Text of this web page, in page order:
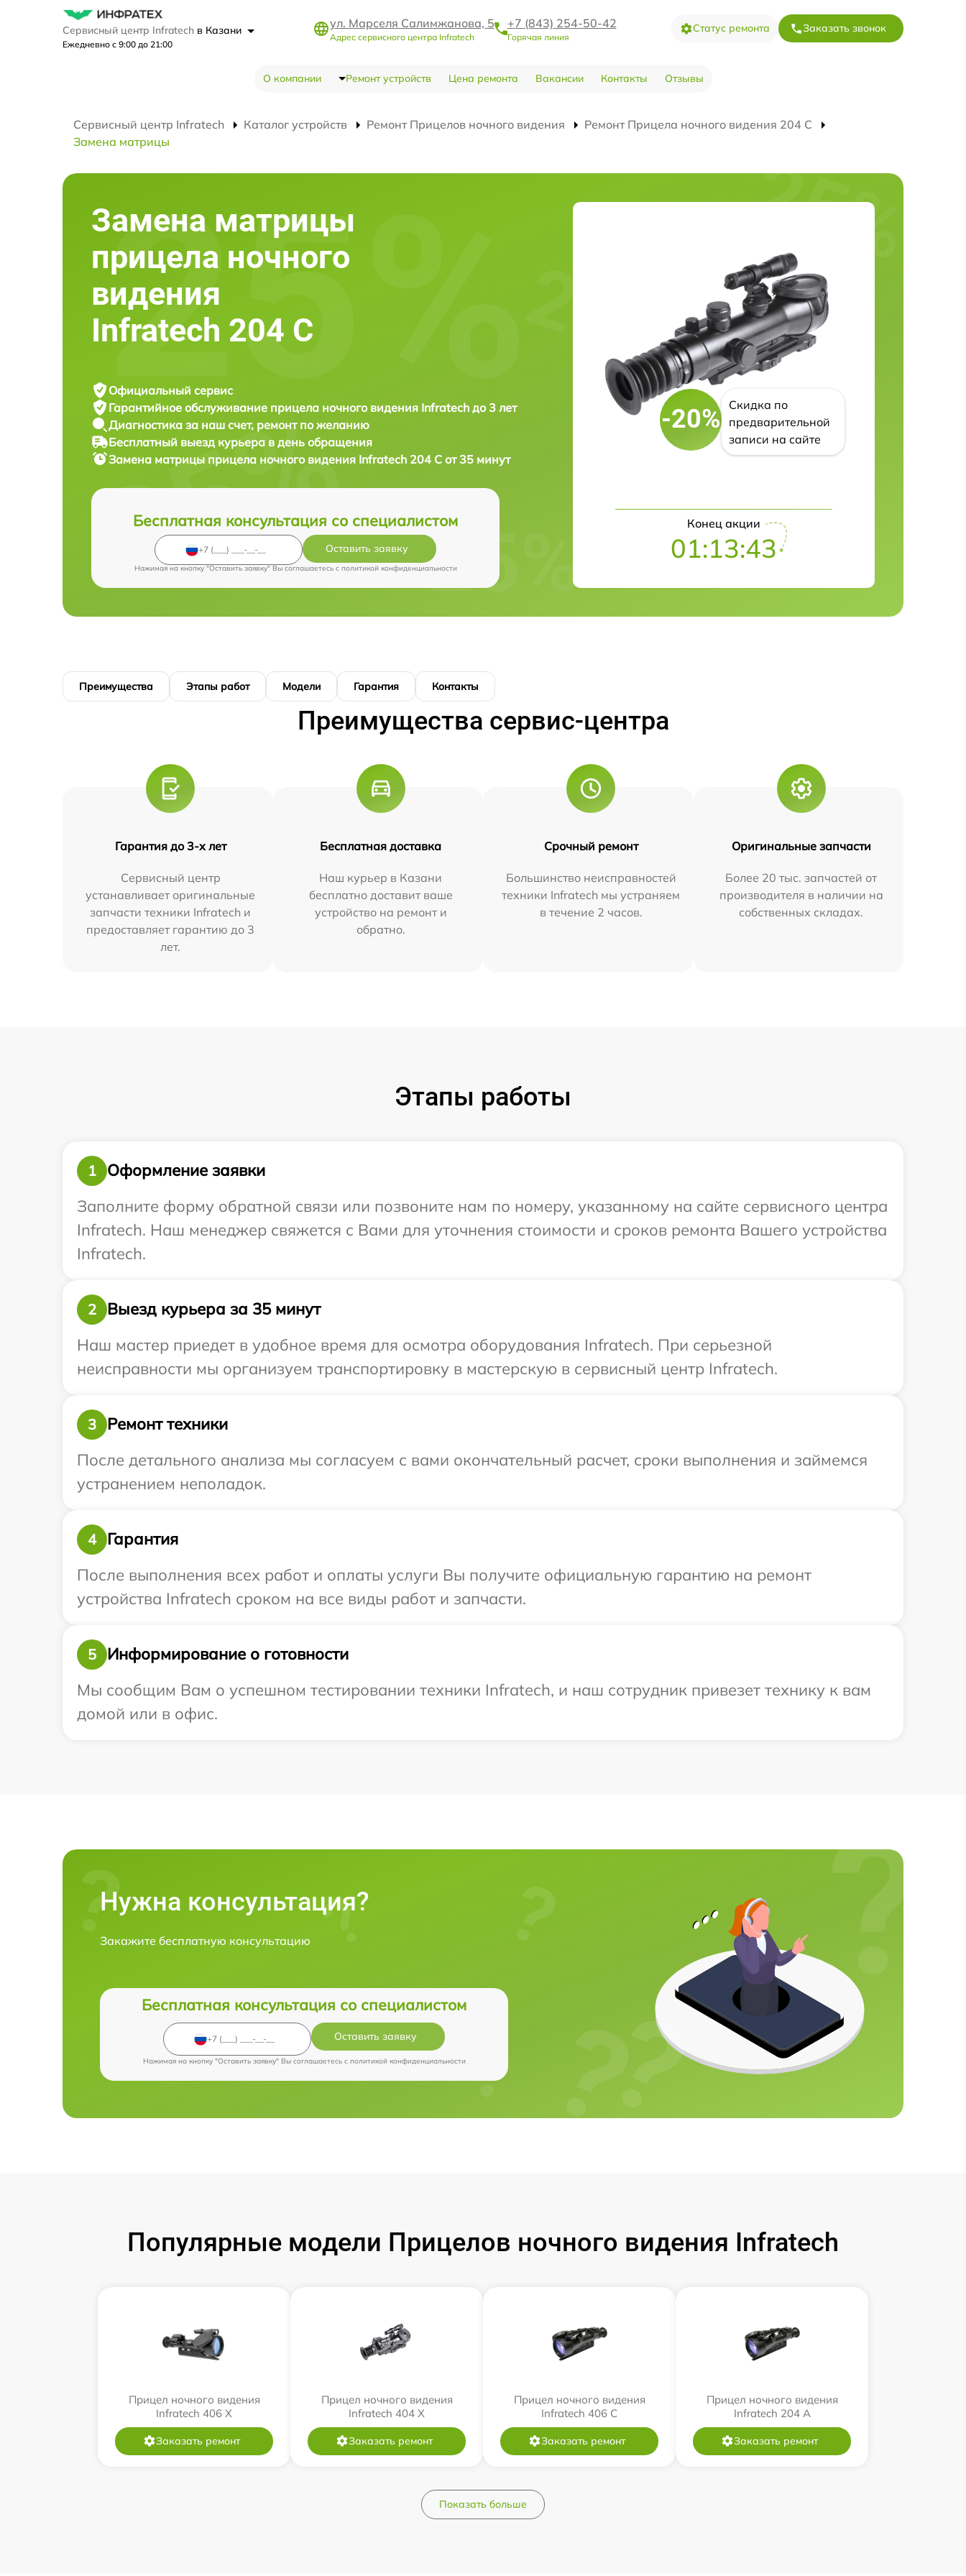
Сервисный центр Infratech в Казани
Ежедневно с 9:00 до 21:00
ул. Марселя Салимжанова, 5
Адрес сервисного центра Infratech
+7 (843) 254-50-42
Горячая линия
Статус ремонта Заказать звонок
О компании Ремонт устройств Цена ремонта Вакансии Контакты Отзывы
Сервисный центр Infratech Каталог устройств Ремонт Прицелов ночного видения
Ремонт Прицела ночного видения 204 С
Замена матрицы
Замена матрицы
прицела ночного
видения
Infratech 204 С
Официальный сервис
Гарантийное обслуживание прицела ночного видения Infratech до 3 лет
Диагностика за наш счет, ремонт по желанию
Бесплатный выезд курьера в день обращения
Замена матрицы прицела ночного видения Infratech 204 С от 35 минут
Бесплатная консультация со специалистом
Оставить заявку
Нажимая на кнопку "Оставить заявку" Вы соглашаетесь c политикой конфиденциальности
-20%
Скидка по
предварительной
записи на сайте
Конец акции
01:13:42
Преимущества Этапы работ Модели Гарантия Контакты
Преимущества сервис-центра
Гарантия до 3-х лет
Сервисный центр
устанавливает оригинальные
запчасти техники Infratech и
предоставляет гарантию до 3
лет.
Бесплатная доставка
Наш курьер в Казани
бесплатно доставит ваше
устройство на ремонт и
обратно.
Срочный ремонт
Большинство неисправностей
техники Infratech мы устраняем
в течение 2 часов.
Оригинальные запчасти
Более 20 тыс. запчастей от
производителя в наличии на
собственных складах.
Этапы работы
1
Оформление заявки
Заполните форму обратной связи или позвоните нам по номеру, указанному на сайте сервисного центра
Infratech. Наш менеджер свяжется с Вами для уточнения стоимости и сроков ремонта Вашего устройства
Infratech.
2
Выезд курьера за 35 минут
Наш мастер приедет в удобное время для осмотра оборудования Infratech. При серьезной
неисправности мы организуем транспортировку в мастерскую в сервисный центр Infratech.
3
Ремонт техники
После детального анализа мы согласуем с вами окончательный расчет, сроки выполнения и займемся
устранением неполадок.
4
Гарантия
После выполнения всех работ и оплаты услуги Вы получите официальную гарантию на ремонт
устройства Infratech сроком на все виды работ и запчасти.
5
Информирование о готовности
Мы сообщим Вам о успешном тестировании техники Infratech, и наш сотрудник привезет технику к вам
домой или в офис.
Нужна консультация?
Закажите бесплатную консультацию
Бесплатная консультация со специалистом
Оставить заявку
Нажимая на кнопку "Оставить заявку" Вы соглашаетесь c политикой конфиденциальности
Популярные модели Прицелов ночного видения Infratech
Прицел ночного видения
Infratech 406 Х
Заказать ремонт
Прицел ночного видения
Infratech 404 Х
Заказать ремонт
Прицел ночного видения
Infratech 406 С
Заказать ремонт
Прицел ночного видения
Infratech 204 А
Заказать ремонт
Показать больше